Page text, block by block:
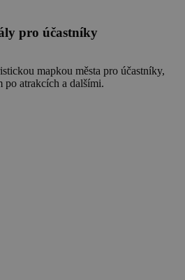
pro účastníky
mapkou města pro účastníky,
po atrakcích a dalšími.